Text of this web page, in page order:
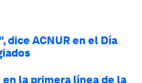
dice ACNUR en el Día
la primera línea de la